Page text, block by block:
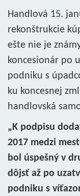
Handlová 15.
rekonštrukcie
ešte nie je
koncesionár po
podniku s
ku koncesnej
handlovská
„K podpisu
2017 medzi
bol úspešný v
dôjsť až po
podniku s